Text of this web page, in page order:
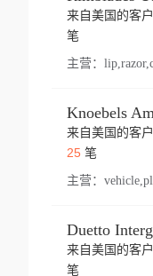
来自美国的客
笔
主营：
来自美国的客
25笔
主营：
来自美国的客
笔